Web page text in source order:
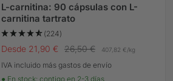
L-carnitina: 90 cápsulas con L-
carnitina tartrato
(224)
Precio Oferta
Desde 21,90 € Precio normal
26,50 € 407,82 €/kg
IVA incluido más gastos de envío
● En stock: contigo en 2-3 días